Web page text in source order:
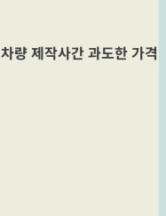
차량 제작사간 과도한 가격